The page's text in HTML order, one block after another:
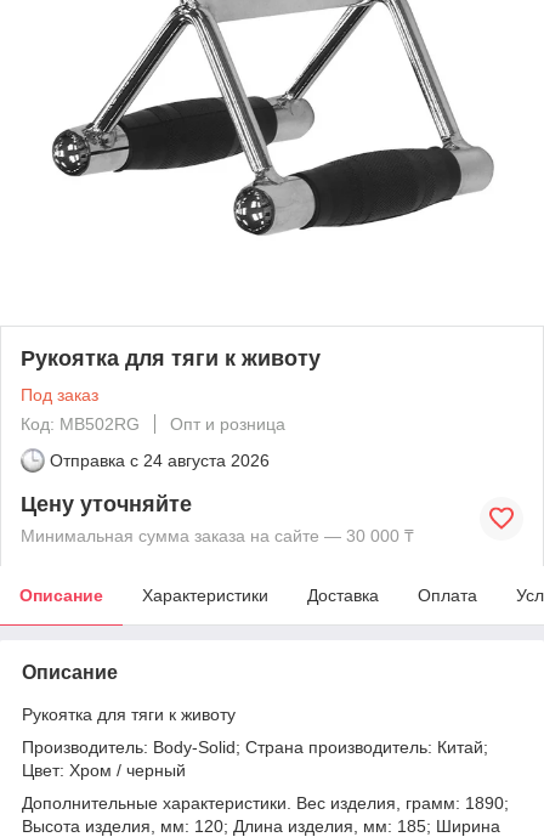
Рукоятка для тяги к животу
Под заказ
Код: MB502RG
Опт и розница
Отправка с 24 августа 2026
Цену уточняйте
Минимальная сумма заказа на сайте — 30 000 ₸
Описание Характеристики Доставка Оплата
Описание
Рукоятка для тяги к животу
Производитель: Body-Solid; Страна производитель: Китай;
Цвет: Хром / черный
Дополнительные характеристики. Вес изделия, грамм: 1890;
Высота изделия, мм: 120; Длина изделия, мм: 185; Ширина